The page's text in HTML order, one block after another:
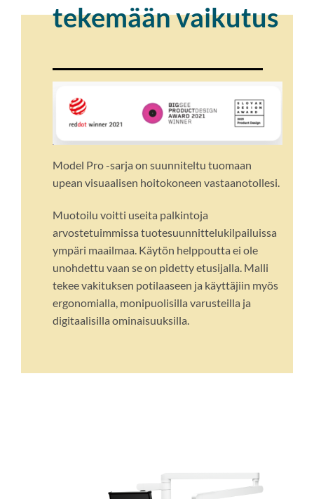
tekemään vaikutus
Model Pro -sarja on suunniteltu tuomaan
upean visuaalisen hoitokoneen vastaanotollesi.
Muotoilu voitti useita palkintoja
arvostetuimmissa tuotesuunnittelukilpailuissa
ympäri maailmaa. Käytön helppoutta ei ole
unohdettu vaan se on pidetty etusijalla. Malli
tekee vakituksen potilaaseen ja käyttäjiin myös
ergonomialla, monipuolisilla varusteilla ja
digitaalisilla ominaisuuksilla.